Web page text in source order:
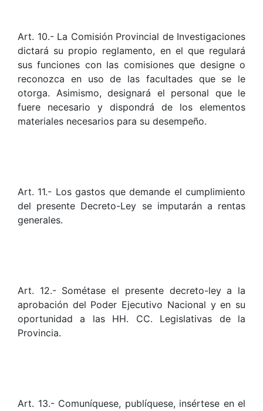
Art. 10.- La Comisión Provincial de Investigaciones
dictará su propio reglamento, en el que regulará
sus funciones con las comisiones que designe o
reconozca en uso de las facultades que se le
otorga. Asimismo, designará el personal que le
fuere necesario y dispondrá de los elementos
materiales necesarios para su desempeño.
Art. 11.- Los gastos que demande el cumplimiento
del presente Decreto-Ley se imputarán a rentas
generales.
Art. 12.- Sométase el presente decreto-ley a la
aprobación del Poder Ejecutivo Nacional y en su
oportunidad a las HH. CC. Legislativas de la
Provincia.
Art. 13.- Comuníquese, publíquese, insértese en el